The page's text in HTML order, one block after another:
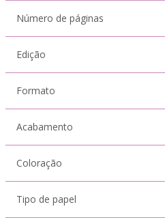
Número de páginas
Edição
Formato
Acabamento
Coloração
Tipo de papel